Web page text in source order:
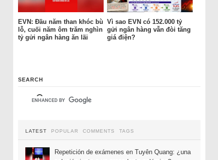
EVN: Đầu năm than khóc bù
lỗ, cuối năm ôm trăm nghìn
tỷ gửi ngân hàng ăn lãi
Vì sao EVN có 152.000 tỷ
gửi ngân hàng vẫn đòi tăng
giá điện?
SEARCH
LATEST POPULAR COMMENTS TAGS
Repetición de exámenes en Tuyên Quang: ¿una